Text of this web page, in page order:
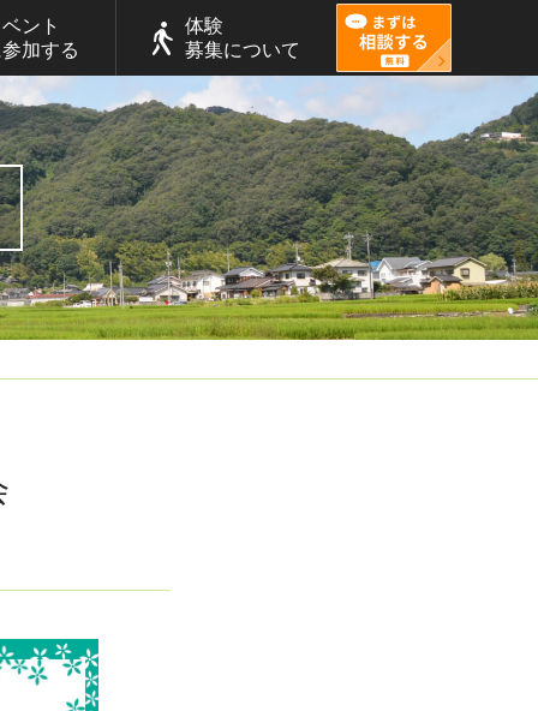
ント
加する
体験
募集について